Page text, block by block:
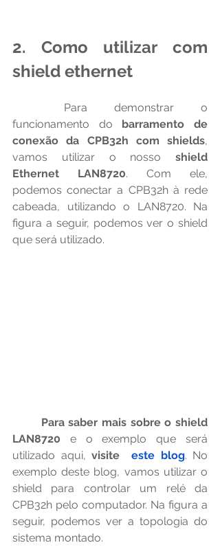
2. Como utilizar com
shield ethernet
funcionamento do barramento de
conexão da CPB32h com shields,
vamos utilizar o nosso shield
Ethernet LAN8720. Com ele,
podemos conectar a CPB32h à rede
cabeada, utilizando o LAN8720. Na
figura a seguir, podemos ver o shield
que será utilizado.
Para saber mais sobre o shield
LAN8720 e o exemplo que será
utilizado aqui, visite este blog. No
exemplo deste blog, vamos utilizar o
shield para controlar um relé da
CPB32h pelo computador. Na figura a
seguir, podemos ver a topologia do
sistema montado.